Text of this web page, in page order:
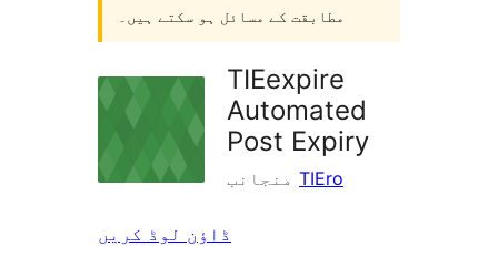
مطابقت کے مسائل ہو سکتے ہیں۔
TIEexpire
Automated
Post Expiry
TIEro
ڈاؤن لوڈ کریں